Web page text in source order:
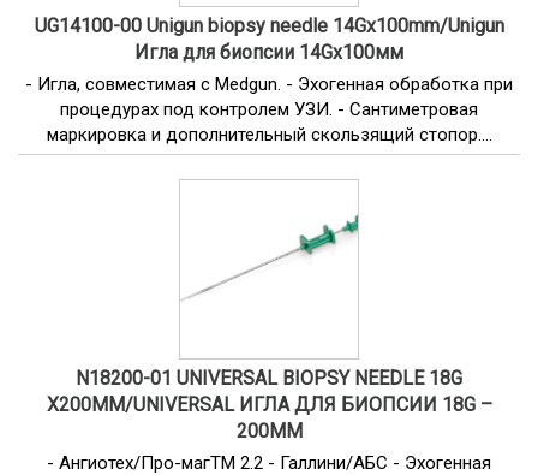
UG14100-00 Unigun biopsy needle 14Gx100mm/Unigun
Игла для биопсии 14Gx100мм
- Игла, совместимая с Medgun. - Эхогенная обработка при
процедурах под контролем УЗИ. - Сантиметровая
маркировка и дополнительный скользящий стопор....
N18200-01 UNIVERSAL BIOPSY NEEDLE 18G
X200MM/UNIVERSAL ИГЛА ДЛЯ БИОПСИИ 18G –
200ММ
- Ангиотех/Про-магТМ 2.2 - Галлини/АБС - Эхогенная